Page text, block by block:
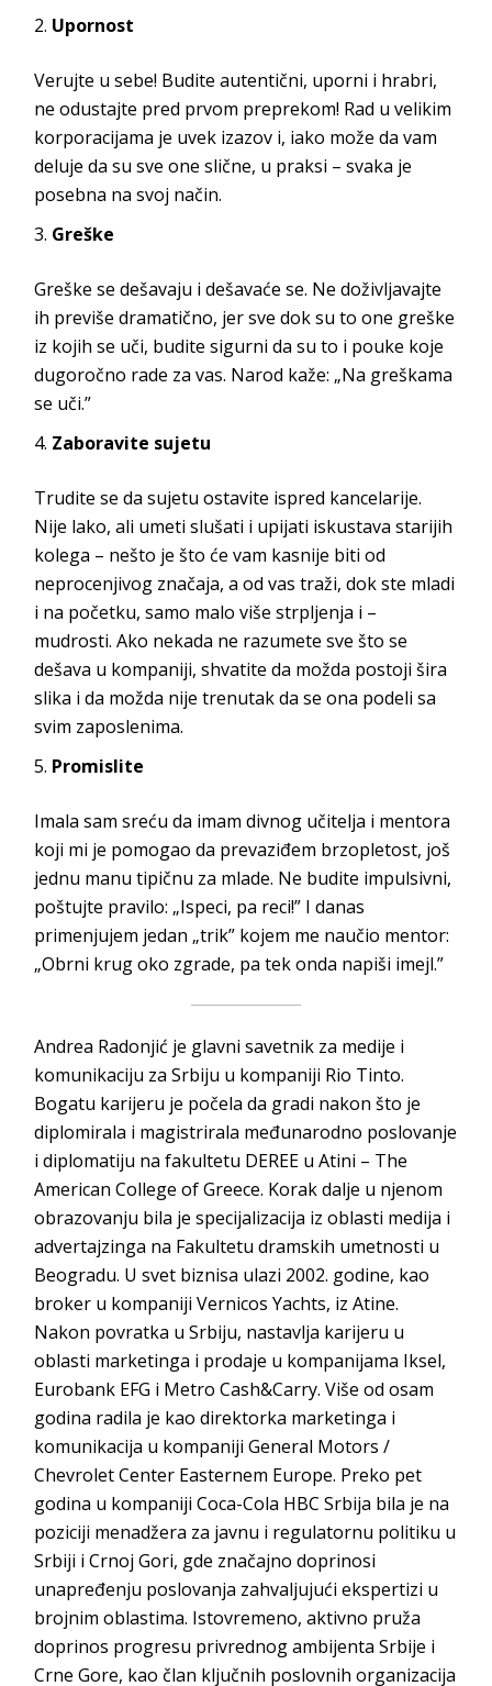
Upornost
Verujte u sebe! Budite autentični, uporni i hrabri,
ne odustajte pred prvom preprekom! Rad u velikim
korporacijama je uvek izazov i, iako može da vam
deluje da su sve one slične, u praksi – svaka je
posebna na svoj način.
Greške
Greške se dešavaju i dešavaće se. Ne doživljavajte
ih previše dramatično, jer sve dok su to one greške
iz kojih se uči, budite sigurni da su to i pouke koje
dugoročno rade za vas. Narod kaže: „Na greškama
se uči.”
Zaboravite sujetu
Trudite se da sujetu ostavite ispred kancelarije.
Nije lako, ali umeti slušati i upijati iskustava starijih
kolega – nešto je što će vam kasnije biti od
neprocenjivog značaja, a od vas traži, dok ste mladi
i na početku, samo malo više strpljenja i –
mudrosti. Ako nekada ne razumete sve što se
dešava u kompaniji, shvatite da možda postoji šira
slika i da možda nije trenutak da se ona podeli sa
svim zaposlenima.
Promislite
Imala sam sreću da imam divnog učitelja i mentora
koji mi je pomogao da prevaziđem brzopletost, još
jednu manu tipičnu za mlade. Ne budite impulsivni,
poštujte pravilo: „Ispeci, pa reci!” I danas
primenjujem jedan „trik” kojem me naučio mentor:
„Obrni krug oko zgrade, pa tek onda napiši imejl.”
Andrea Radonjić je glavni savetnik za medije i
komunikaciju za Srbiju u kompaniji Rio Tinto.
Bogatu karijeru je počela da gradi nakon što je
diplomirala i magistrirala međunarodno poslovanje
i diplomatiju na fakultetu DEREE u Atini – The
American College of Greece. Korak dalje u njenom
obrazovanju bila je specijalizacija iz oblasti medija i
advertajzinga na Fakultetu dramskih umetnosti u
Beogradu. U svet biznisa ulazi 2002. godine, kao
broker u kompaniji Vernicos Yachts, iz Atine.
Nakon povratka u Srbiju, nastavlja karijeru u
oblasti marketinga i prodaje u kompanijama Iksel,
Eurobank EFG i Metro Cash&Carry. Više od osam
godina radila je kao direktorka marketinga i
komunikacija u kompaniji General Motors /
Chevrolet Center Easternem Europe. Preko pet
godina u kompaniji Coca-Cola HBC Srbija bila je na
poziciji menadžera za javnu i regulatornu politiku u
Srbiji i Crnoj Gori, gde značajno doprinosi
unapređenju poslovanja zahvaljujući ekspertizi u
brojnim oblastima. Istovremeno, aktivno pruža
doprinos progresu privrednog ambijenta Srbije i
Crne Gore, kao član ključnih poslovnih organizacija